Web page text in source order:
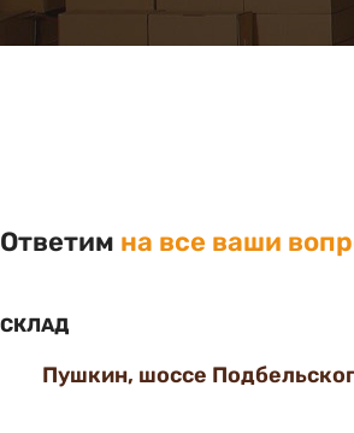
Ответим на все ваши
СКЛАД
Пушкин, шоссе